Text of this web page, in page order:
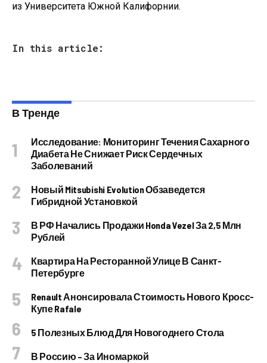
из Университета Южной Калифорнии.
In this article:
В Тренде
Исследование: Мониторинг Течения Сахарного
Диабета Не Снижает Риск Сердечных
Заболеваний
Новый Mitsubishi Evolution Обзаведется
Гибридной Установкой
В РФ Начались Продажи Honda Vezel За 2,5 Млн
Рублей
Квартира На Ресторанной Улице В Санкт-
Петербурге
Renault Анонсировала Стоимость Нового Кросс-
Купе Rafale
5 Полезных Блюд Для Новогоднего Стола
В Россию – За Иномаркой